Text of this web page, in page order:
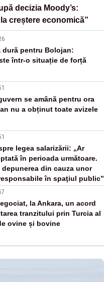
decizia Moody’s:
creștere economică”
dură pentru Bolojan:
într-o situație de forță
se amână pentru ora
nu a obținut toate avizele
legea salarizării: „Ar
în perioada următoare.
depunerea din cauza unor
în spaţiul public”
la Ankara, un acord
tranzitului prin Turcia al
ovine și bovine